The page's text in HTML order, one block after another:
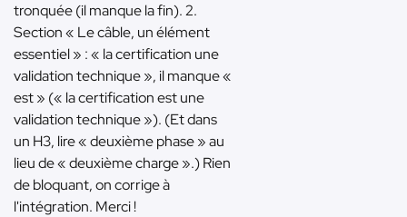
tronquée (il manque la fin). 2.
Section « Le câble, un élément
essentiel » : « la certification une
validation technique », il manque «
est » (« la certification est une
validation technique »). (Et dans
un H3, lire « deuxième phase » au
lieu de « deuxième charge ».) Rien
de bloquant, on corrige à
l'intégration. Merci !